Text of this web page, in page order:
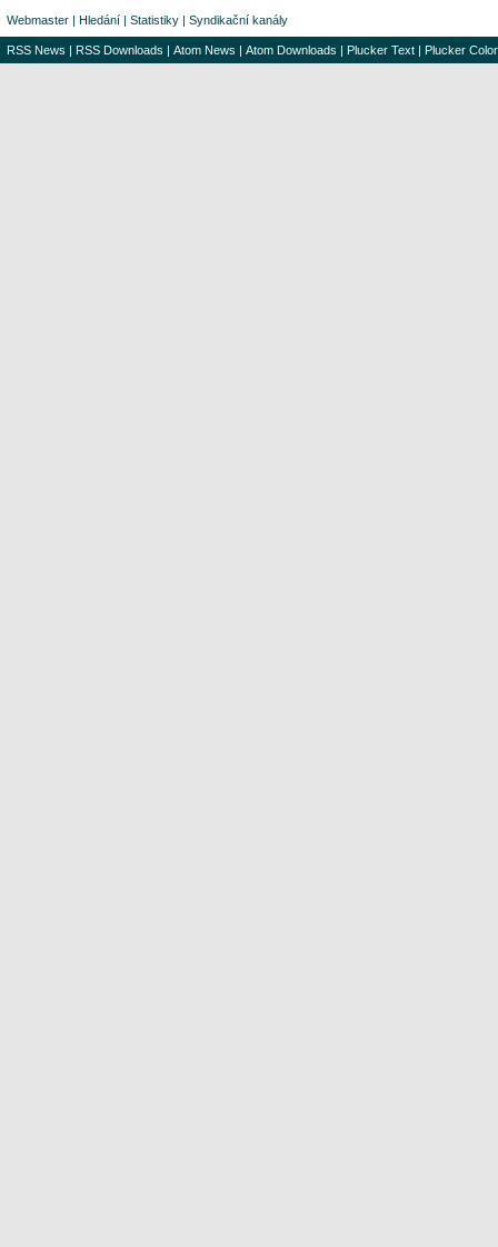
Webmaster | Hledání | Statistiky | Syndikační kanály
RSS News | RSS Downloads | Atom News | Atom Downloads | Plucker Text | Plucker Color